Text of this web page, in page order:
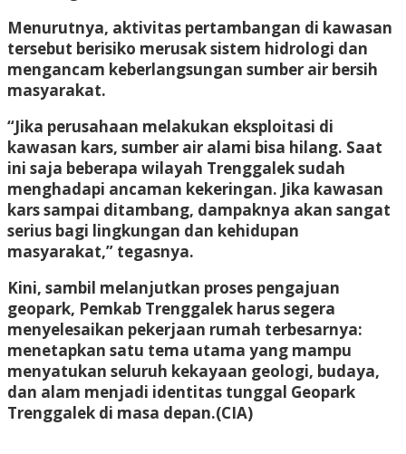
Menurutnya, aktivitas pertambangan di kawasan
tersebut berisiko merusak sistem hidrologi dan
mengancam keberlangsungan sumber air bersih
masyarakat.
“Jika perusahaan melakukan eksploitasi di
kawasan kars, sumber air alami bisa hilang. Saat
ini saja beberapa wilayah Trenggalek sudah
menghadapi ancaman kekeringan. Jika kawasan
kars sampai ditambang, dampaknya akan sangat
serius bagi lingkungan dan kehidupan
masyarakat,” tegasnya.
Kini, sambil melanjutkan proses pengajuan
geopark, Pemkab Trenggalek harus segera
menyelesaikan pekerjaan rumah terbesarnya:
menetapkan satu tema utama yang mampu
menyatukan seluruh kekayaan geologi, budaya,
dan alam menjadi identitas tunggal Geopark
Trenggalek di masa depan.(CIA)